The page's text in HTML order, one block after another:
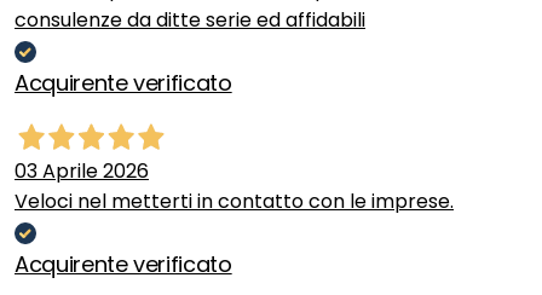
consulenze da ditte serie ed affidabili
Acquirente verificato
03 Aprile 2026
Veloci nel metterti in contatto con le imprese.
Acquirente verificato